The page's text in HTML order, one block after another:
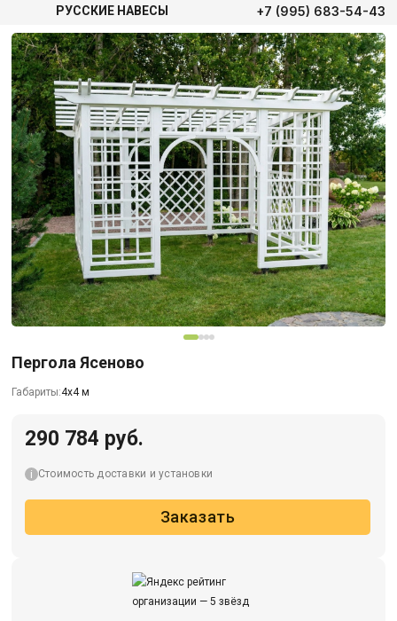
РУССКИЕ НАВЕСЫ +7 (995) 683-54-43
Пергола Ясеново
Габариты:4х4 м
290 784 руб.
Стоимость доставки и установки
Заказать